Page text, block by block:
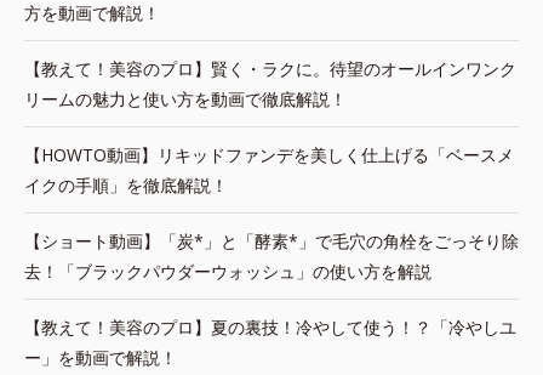
方を動画で解説！
【教えて！美容のプロ】賢く・ラクに。待望のオールインワンク
リームの魅力と使い方を動画で徹底解説！
【HOWTO動画】リキッドファンデを美しく仕上げる「ベースメ
イクの手順」を徹底解説！
【ショート動画】「炭*」と「酵素*」で毛穴の角栓をごっそり除
去！「ブラックパウダーウォッシュ」の使い方を解説
【教えて！美容のプロ】夏の裏技！冷やして使う！？「冷やしユ
ー」を動画で解説！